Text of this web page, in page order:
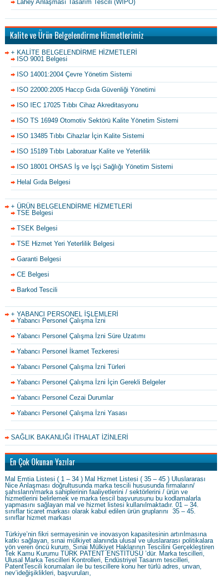
Lahey Anlaşması Tasarım Tescili (WIPO)
Kalite ve Ürün Belgelendirme Hizmetlerimiz
+ KALİTE BELGELENDİRME HİZMETLERİ
ISO 9001 Belgesi
ISO 14001:2004 Çevre Yönetim Sistemi
ISO 22000:2005 Haccp Gıda Güvenliği Yönetimi
ISO IEC 17025 Tıbbı Cihaz Akreditasyonu
ISO TS 16949 Otomotiv Sektörü Kalite Yönetim Sistemi
ISO 13485 Tıbbı Cihazlar İçin Kalite Sistemi
ISO 15189 Tıbbı Laboratuar Kalite ve Yeterlilik
ISO 18001 OHSAS İş ve İşçi Sağlığı Yönetim Sistemi
Helal Gıda Belgesi
+ ÜRÜN BELGELENDİRME HİZMETLERİ
TSE Belgesi
TSEK Belgesi
TSE Hizmet Yeri Yeterlilik Belgesi
Garanti Belgesi
CE Belgesi
Barkod Tescili
+ YABANCI PERSONEL İŞLEMLERİ
Yabancı Personel Çalışma İzni
Yabancı Personel Çalışma İzni Süre Uzatımı
Yabancı Personel İkamet Tezkeresi
Yabancı Personel Çalışma İzni Türleri
Yabancı Personel Çalışma İzni İçin Gerekli Belgeler
Yabancı Personel Cezai Durumlar
Yabancı Personel Çalışma İzni Yasası
SAĞLIK BAKANLIĞI İTHALAT İZİNLERİ
En Çok Okunan Yazılar
Mal Emtia Listesi ( 1 – 34 ) Mal Hizmet Listesi ( 35 – 45 ) Uluslararası
Nice Anlaşması doğrultusunda marka tescili hususunda firmaların/
şahısların/marka sahiplerinin faaliyetlerini / sektörlerini / ürün ve
hizmetlerini belirlemek ve marka tescil başvurusunu bu kodlamalarla
yapmasını sağlayan mal ve hizmet listesi kullanılmaktadır. 01 – 34.
sınıflar ticaret markası olarak kabul edilen ürün gruplarını 35 – 45.
sınıflar hizmet markası
Türkiye’nin fikri sermayesinin ve inovasyon kapasitesinin artırılmasına
katkı sağlayan, sınai mülkiyet alanında ulusal ve uluslararası politikalara
yön veren öncü kurum, Sınai Mülkiyet Haklarının Tescilini Gerçekleştiren
Tek Kamu Kurumu TÜRK PATENT ENSTİTÜSÜ ’dür. Marka tescilleri,
Ulusal Marka Tescilleri Kontrolleri, Endüstriyel Tasarım tescilleri,
PatentTescili korumaları ile bu tescillere konu her türlü adres, unvan,
nev’ideğişiklikleri, başvuruları,